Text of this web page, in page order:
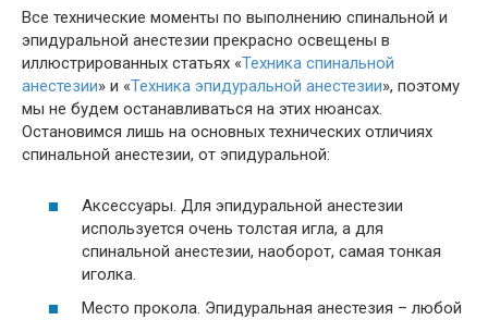
Все технические моменты по выполнению спинальной и
эпидуральной анестезии прекрасно освещены в
иллюстрированных статьях «Техника спинальной
анестезии» и «Техника эпидуральной анестезии», поэтому
мы не будем останавливаться на этих нюансах.
Остановимся лишь на основных технических отличиях
спинальной анестезии, от эпидуральной:
Аксессуары. Для эпидуральной анестезии
используется очень толстая игла, а для
спинальной анестезии, наоборот, самая тонкая
иголка.
Место прокола. Эпидуральная анестезия – любой